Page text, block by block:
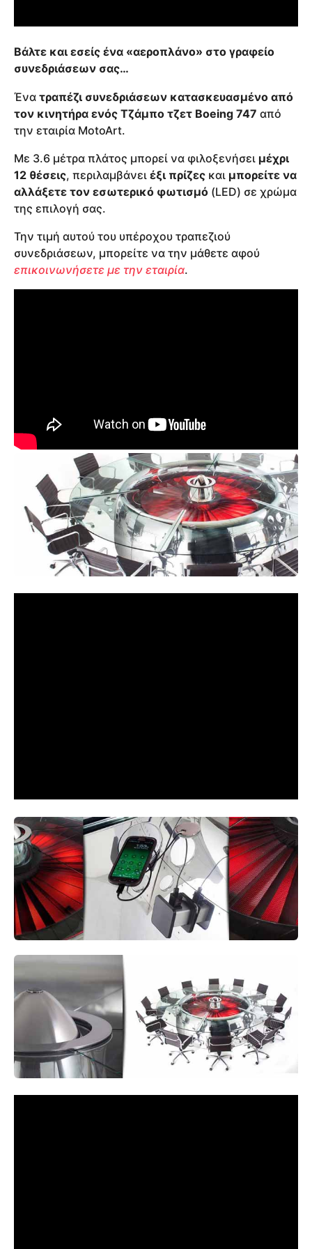
Βάλτε και εσείς ένα «αεροπλάνο» στο γραφείο
συνεδριάσεων σας…
Ένα τραπέζι συνεδριάσεων κατασκευασμένο από
τον κινητήρα ενός Τζάμπο τζετ Boeing 747 από
την εταιρία MotoArt.
Με 3.6 μέτρα πλάτος μπορεί να φιλοξενήσει μέχρι
12 θέσεις, περιλαμβάνει έξι πρίζες και μπορείτε να
αλλάξετε τον εσωτερικό φωτισμό (LED) σε χρώμα
της επιλογή σας.
Την τιμή αυτού του υπέροχου τραπεζιού
συνεδριάσεων, μπορείτε να την μάθετε αφού
επικοινωνήσετε με την εταιρία.